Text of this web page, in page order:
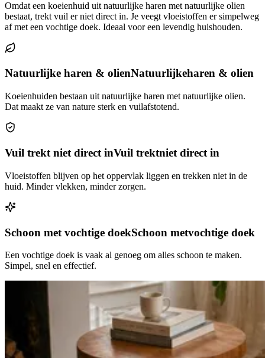
Omdat een koeienhuid uit natuurlijke haren met natuurlijke olien
bestaat, trekt vuil er niet direct in. Je veegt vloeistoffen er simpelweg
af met een vochtige doek. Ideaal voor een levendig huishouden.
Natuurlijke haren & olienNatuurlijkeharen & olien
Koeienhuiden bestaan uit natuurlijke haren met natuurlijke olien.
Dat maakt ze van nature sterk en vuilafstotend.
Vuil trekt niet direct inVuil trektniet direct in
Vloeistoffen blijven op het oppervlak liggen en trekken niet in de
huid. Minder vlekken, minder zorgen.
Schoon met vochtige doekSchoon metvochtige doek
Een vochtige doek is vaak al genoeg om alles schoon te maken.
Simpel, snel en effectief.